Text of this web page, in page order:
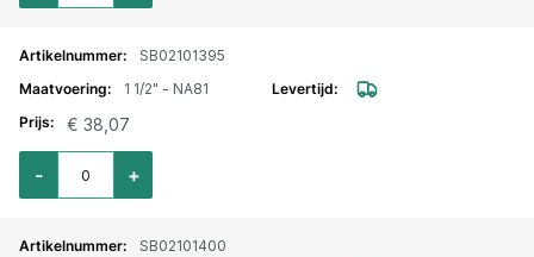
SB02101395
1 1/2" - NA81
€ 38,07
Aantal voor Storz lm. aansluitstuk binnendraad 1 1/2" - NA81
+
-
SB02101400